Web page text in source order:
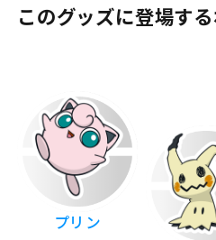
このグッズに登場す
プリン